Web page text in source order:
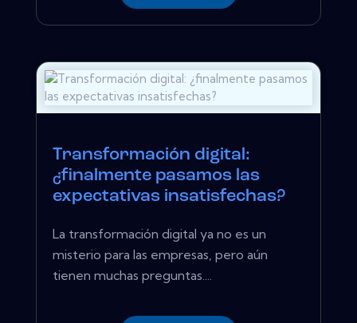
Transformación digital:
¿finalmente pasamos las
expectativas insatisfechas?
La transformación digital ya no es un
misterio para las empresas, pero aún
tienen muchas preguntas....